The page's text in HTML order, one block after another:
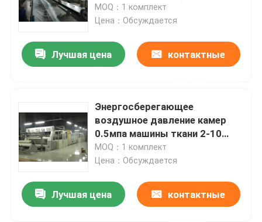
Стентер
MOQ：1 комплект
Цена：Обсуждается
Лучшая цена контактные
Энергосберегающее
воздушное давление камер
0.5мпа машины ткани 2-10
Стентер
MOQ：1 комплект
Цена：Обсуждается
Лучшая цена контактные